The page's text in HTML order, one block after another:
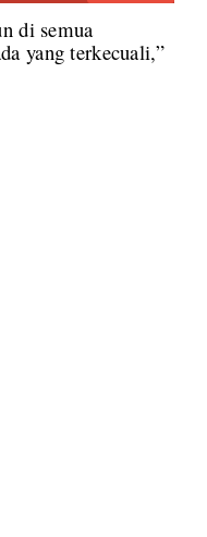
di semua
yang terkecuali,”